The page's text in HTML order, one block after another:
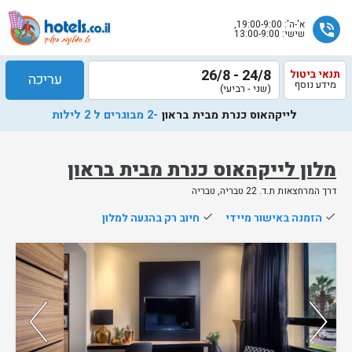
phone_in_talk א'-ה': 19:00-9:00,
שישי: 13:00-9:00
מלון לייקהאוס כנרת מבית בראון
דרך המרחצאות ת.ד. 22 טבריה, טבריה
תנאי ביטול
מידע נוסף 24/8 - 26/8
(שני - רביעי) עריכה
לייקהאוס כנרת מבית בראון -2 מבוגרים ל 2 לילות
done הזמנה באישור מיידי done חיוב רק בהגעה למלון
85% מהאורחים ששהו בחדר אהבו אותו
73% מהזוגות ששהו בחדר זה אהבו אותו